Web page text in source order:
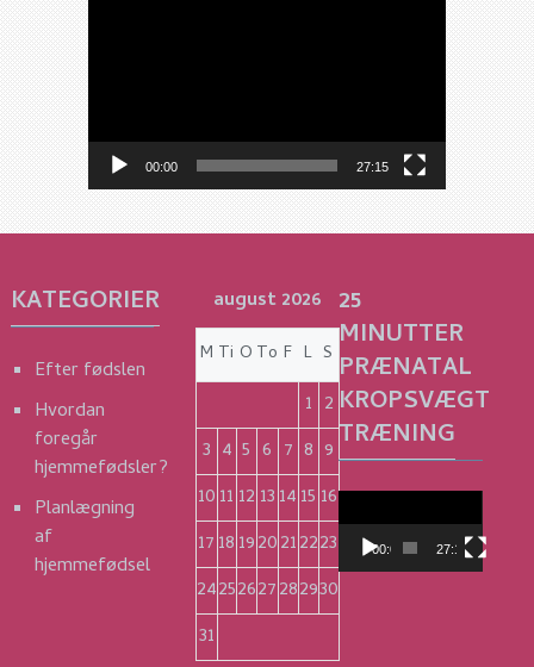
00:00 27:15
KATEGORIER
Efter fødslen
Hvordan
foregår
hjemmefødsler?
Planlægning
af
hjemmefødsel
august 2026
M Ti O To F L S
1 2
3 4 5 6 7 8 9
1011 12 131415 16
17181920212223
24252627282930
31
25
MINUTTER
PRÆNATAL
KROPSVÆGT
TRÆNING
00:00 27:15